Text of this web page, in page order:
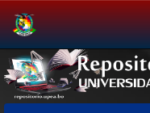
Salir
de
la
navegación